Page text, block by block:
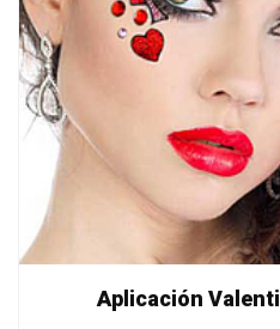
Aplicación